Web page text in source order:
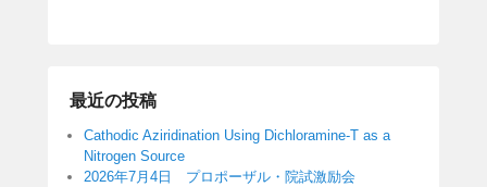
最近の投稿
Cathodic Aziridination Using Dichloramine-T as a
Nitrogen Source
2026年7月4日 プロポーザル・院試激励会